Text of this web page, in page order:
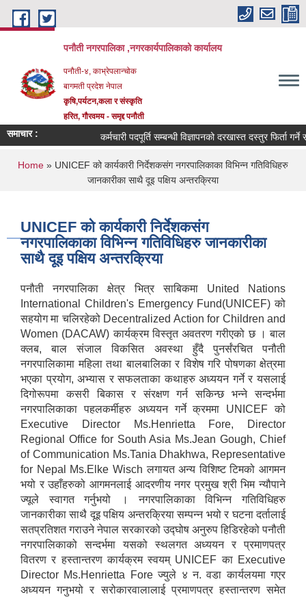
Skip to main content
पनौती नगरपालिका ,नगरकार्यपालिकाको कार्यालय
पनौती-४, काभ्रेपलान्चोक
बागमती प्रदेश नेपाल
कृषि,पर्यटन,कला र संस्कृति
हरित, गौरवमय - समृद्द पनौती
समाचार : कर्मचारी पदपूर्ति सम्बन्धी विज्ञापनको दरखास्त दस्तुर फिर्ता गर्ने
You are here
Home » UNICEF को कार्यकारी निर्देशकसंग नगरपालिकाका विभिन्न गतिविधिहरु
जानकारीका साथै दूइ पक्षिय अन्तरक्रिया
UNICEF को कार्यकारी निर्देशकसंग
नगरपालिकाका विभिन्न गतिविधिहरु जानकारीका
साथै दूइ पक्षिय अन्तरक्रिया
पनौती नगरपालिका क्षेत्र भित्र साबिकमा United Nations
International Children's Emergency Fund(UNICEF) को
सहयोग मा चलिरहेको Decentralized Action for Children and
Women (DACAW) कार्यक्रम विस्तृत अवतरण गरीएको छ । बाल
क्लब, बाल संजाल विकसित अवस्था हुँदै पुनर्संरचित पनौती
नगरपालिकामा महिला तथा बालबालिका र विशेष गरि पोषणका क्षेत्रमा
भएका प्रयोग, अभ्यास र सफलताका कथाहरु अध्ययन गर्ने र यसलाई
दिगोरूपमा कसरी बिकास र संरक्षण गर्न सकिन्छ भन्ने सन्दर्भमा
नगरपालिकाका पहलकर्मीहरु अध्ययन गर्ने क्रममा UNICEF को
Executive Director Ms.Henrietta Fore, Director
Regional Office for South Asia Ms.Jean Gough, Chief
of Communication Ms.Tania Dhakhwa, Representative
for Nepal Ms.Elke Wisch लगायत अन्य विशिष्ट टिमको आगमन
भयो र उहाँहरुको आगमनलाई आदरणीय नगर प्रमुख श्री भिम न्यौपाने
ज्यूले स्वागत गर्नुभयो । नगरपालिकाका विभिन्न गतिविधिहरु
जानकारीका साथै दूइ पक्षिय अन्तरक्रिया सम्पन्न भयो र घटना दर्तालाई
सतप्रतिशत गराउने नेपाल सरकारको उद्घोष अनुरुप हिडिरहेको पनौती
नगरपालिकाको सन्दर्भमा यसको स्थलगत अध्ययन र प्रमाणपत्र
वितरण र हस्तान्तरण कार्यक्रम स्वयम् UNICEF का Executive
Director Ms.Henrietta Fore ज्युले ४ न. वडा कार्यलयमा गएर
अध्ययन गनुभयो र सरोकारवालालाई प्रमाणपत्र हस्तान्तरण समेत